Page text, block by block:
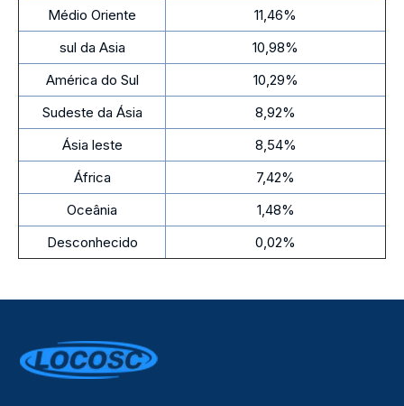
Médio Oriente
11,46%
sul da Asia
10,98%
América do Sul
10,29%
Sudeste da Ásia
8,92%
Ásia leste
8,54%
África
7,42%
Oceânia
1,48%
Desconhecido
0,02%